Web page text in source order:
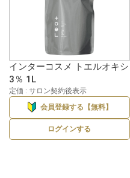
インターコスメ トエルオキシ
3％ 1L
定価 : サロン契約後表示
会員登録する【無料】
ログインする